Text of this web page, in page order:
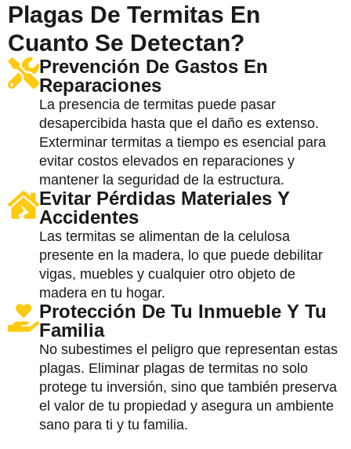
Plagas De Termitas En
Cuanto Se Detectan?
Prevención De Gastos En
Reparaciones
La presencia de termitas puede pasar
desapercibida hasta que el daño es extenso.
Exterminar termitas a tiempo es esencial para
evitar costos elevados en reparaciones y
mantener la seguridad de la estructura.
Evitar Pérdidas Materiales Y
Accidentes
Las termitas se alimentan de la celulosa
presente en la madera, lo que puede debilitar
vigas, muebles y cualquier otro objeto de
madera en tu hogar.
Protección De Tu Inmueble Y Tu
Familia
No subestimes el peligro que representan estas
plagas. Eliminar plagas de termitas no solo
protege tu inversión, sino que también preserva
el valor de tu propiedad y asegura un ambiente
sano para ti y tu familia.